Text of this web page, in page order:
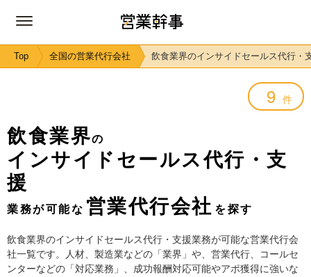
Top 全国の営業代行会社 飲食業界のインサイドセールス代行・
9 件
飲食業界の
インサイドセールス代行・支
援
業務が可能な 営業代行会社 を探す
飲食業界のインサイドセールス代行・支援業務が可能な営業代行会
社一覧です。人材、製造業などの「業界」や、営業代行、コールセ
ンターなどの「対応業務」、成功報酬対応可能やアポ獲得に強いな